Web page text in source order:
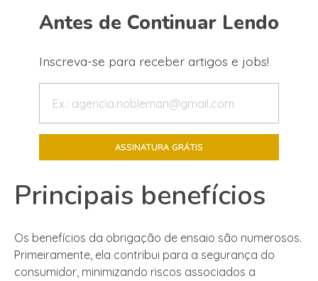
Antes de Continuar Lendo
Inscreva-se para receber artigos e jobs!
Principais benefícios
Os benefícios da obrigação de ensaio são numerosos.
Primeiramente, ela contribui para a segurança do
consumidor, minimizando riscos associados a